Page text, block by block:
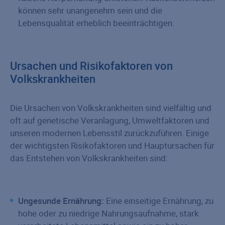
können sehr unangenehm sein und die
Lebensqualität erheblich beeinträchtigen.
Ursachen und Risikofaktoren von
Volkskrankheiten
Die Ursachen von Volkskrankheiten sind vielfältig und
oft auf genetische Veranlagung, Umweltfaktoren und
unseren modernen Lebensstil zurückzuführen. Einige
der wichtigsten Risikofaktoren und Hauptursachen für
das Entstehen von Volkskrankheiten sind:
Ungesunde Ernährung: Eine einseitige Ernährung, zu
hohe oder zu niedrige Nahrungsaufnahme, stark